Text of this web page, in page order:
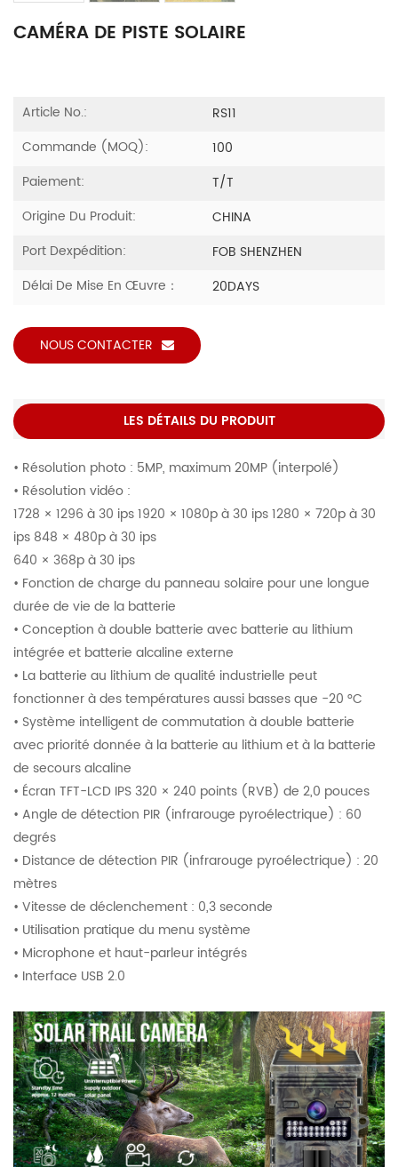
CAMÉRA DE PISTE SOLAIRE
Article No.:
RS11
Commande (MOQ):
100
Paiement:
T/T
Origine Du Produit:
CHINA
Port Dexpédition:
FOB SHENZHEN
Délai De Mise En Œuvre：
20DAYS
NOUS CONTACTER
LES DÉTAILS DU PRODUIT
• Résolution photo : 5MP, maximum 20MP (interpolé)
• Résolution vidéo :
1728 × 1296 à 30 ips 1920 × 1080p à 30 ips 1280 × 720p à 30
ips 848 × 480p à 30 ips
640 × 368p à 30 ips
• Fonction de charge du panneau solaire pour une longue
durée de vie de la batterie
• Conception à double batterie avec batterie au lithium
intégrée et batterie alcaline externe
• La batterie au lithium de qualité industrielle peut
fonctionner à des températures aussi basses que -20 °C
• Système intelligent de commutation à double batterie
avec priorité donnée à la batterie au lithium et à la batterie
de secours alcaline
• Écran TFT-LCD IPS 320 × 240 points (RVB) de 2,0 pouces
• Angle de détection PIR (infrarouge pyroélectrique) : 60
degrés
• Distance de détection PIR (infrarouge pyroélectrique) : 20
mètres
• Vitesse de déclenchement : 0,3 seconde
• Utilisation pratique du menu système
• Microphone et haut-parleur intégrés
• Interface USB 2.0